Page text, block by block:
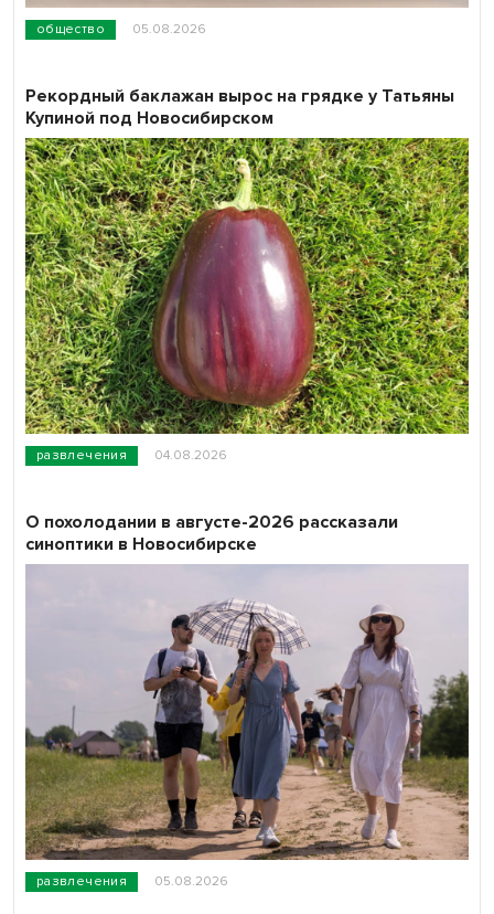
общество 05.08.2026
развлечения 04.08.2026
Рекордный баклажан вырос на грядке у Татьяны
Купиной под Новосибирском
развлечения 05.08.2026
О похолодании в августе-2026 рассказали
синоптики в Новосибирске